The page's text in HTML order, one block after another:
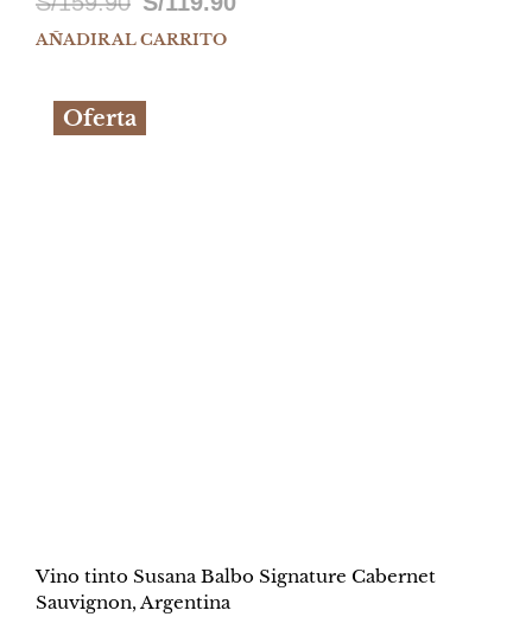
precio
AÑADIR AL CARRITO
Oferta
Vino tinto Susana Balbo Signature Cabernet
Sauvignon, Argentina